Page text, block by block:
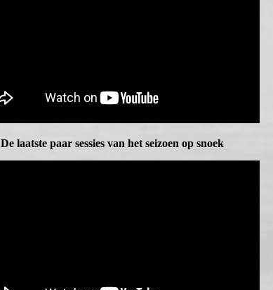
De laatste paar sessies van het seizoen op snoek